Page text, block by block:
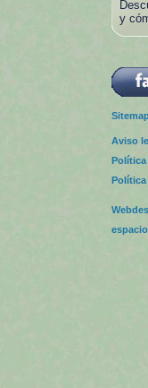
y
Aviso
Política
Política